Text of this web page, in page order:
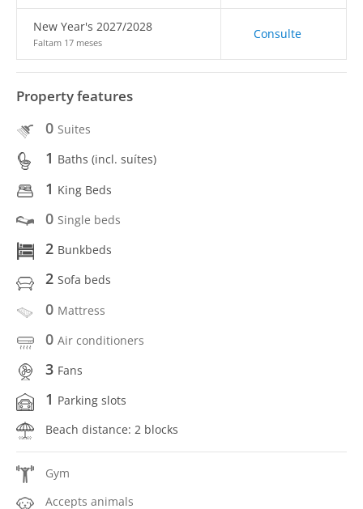
New Year's 2027/2028
Faltam 17 meses
Consulte
Property features
0 Suites
1 Baths (incl. suítes)
1 King Beds
0 Single beds
2 Bunkbeds
2 Sofa beds
0 Mattress
0 Air conditioners
3 Fans
1 Parking slots
Beach distance: 2 blocks
Gym
Accepts animals